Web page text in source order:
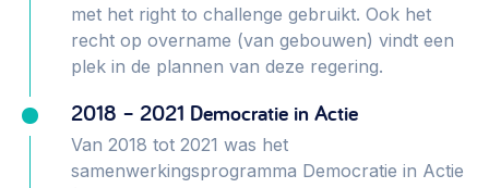
met het right to challenge gebruikt. Ook het
recht op overname (van gebouwen) vindt een
plek in de plannen van deze regering.
2018 – 2021 Democratie in Actie
Van 2018 tot 2021 was het
samenwerkingsprogramma Democratie in Actie